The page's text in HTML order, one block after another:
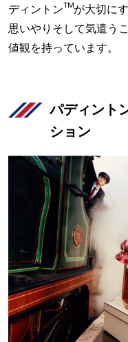
ディントン™が大切に
思いやりそして気遣う
値観を持っています。
パディント
ション